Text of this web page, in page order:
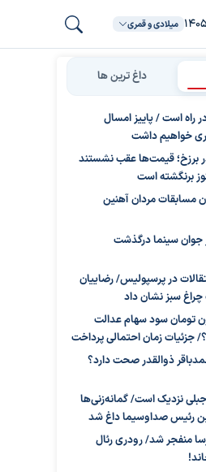
میلادی و قمری
داغ ترین ها
راه است / پاییز امسال
خواهیم داشت
برزخ؛ قیمت‌ها عقب نشستند
برنگشته است
مسابقات مردان آهنین
جوان سینما درگذشت
در پرسپولیس/ رضاییان
سبز نشان داد
میلیون تومان سود سهام عدالت
جزئیات زمان احتمالی پرداخت
ذوالقدر صحت دارد؟
جبلی نزدیک است/ گمانه‌زنی‌ها
رئیس صداوسیما داغ شد
منفجر شد/ رودری رئال